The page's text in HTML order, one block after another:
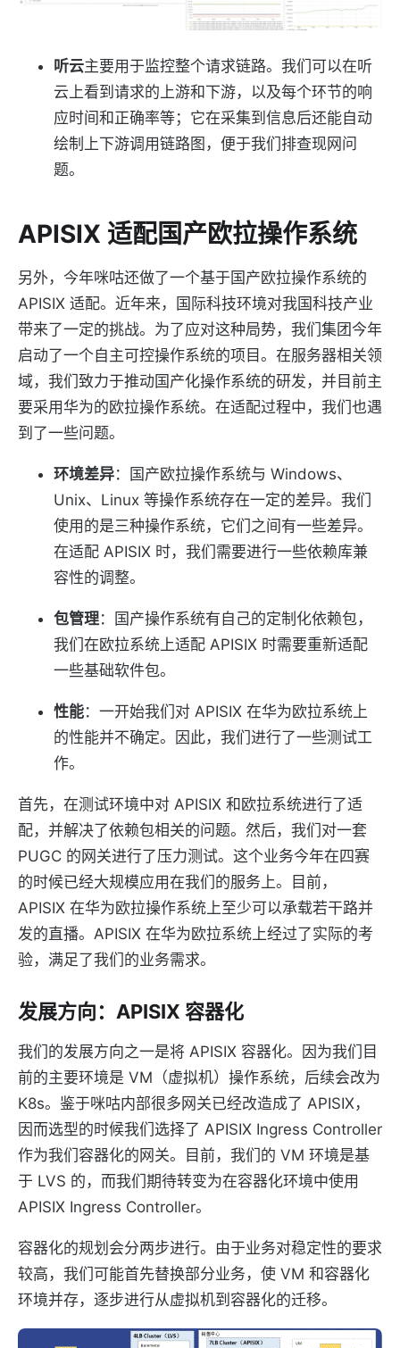
听云主要用于监控整个请求链路。我们可以在听
云上看到请求的上游和下游，以及每个环节的响
应时间和正确率等；它在采集到信息后还能自动
绘制上下游调用链路图，便于我们排查现网问
题。
APISIX 适配国产欧拉操作系统
另外，今年咪咕还做了一个基于国产欧拉操作系统的
APISIX 适配。近年来，国际科技环境对我国科技产业
带来了一定的挑战。为了应对这种局势，我们集团今年
启动了一个自主可控操作系统的项目。在服务器相关领
域，我们致力于推动国产化操作系统的研发，并目前主
要采用华为的欧拉操作系统。在适配过程中，我们也遇
到了一些问题。
环境差异：国产欧拉操作系统与 Windows、
Unix、Linux 等操作系统存在一定的差异。我们
使用的是三种操作系统，它们之间有一些差异。
在适配 APISIX 时，我们需要进行一些依赖库兼
容性的调整。
包管理：国产操作系统有自己的定制化依赖包，
我们在欧拉系统上适配 APISIX 时需要重新适配
一些基础软件包。
性能：一开始我们对 APISIX 在华为欧拉系统上
的性能并不确定。因此，我们进行了一些测试工
作。
首先，在测试环境中对 APISIX 和欧拉系统进行了适
配，并解决了依赖包相关的问题。然后，我们对一套
PUGC 的网关进行了压力测试。这个业务今年在四赛
的时候已经大规模应用在我们的服务上。目前，
APISIX 在华为欧拉操作系统上至少可以承载若干路并
发的直播。APISIX 在华为欧拉系统上经过了实际的考
验，满足了我们的业务需求。
发展方向：APISIX 容器化
我们的发展方向之一是将 APISIX 容器化。因为我们目
前的主要环境是 VM（虚拟机）操作系统，后续会改为
K8s。鉴于咪咕内部很多网关已经改造成了 APISIX，
因而选型的时候我们选择了 APISIX Ingress Controller
作为我们容器化的网关。目前，我们的 VM 环境是基
于 LVS 的，而我们期待转变为在容器化环境中使用
APISIX Ingress Controller。
容器化的规划会分两步进行。由于业务对稳定性的要求
较高，我们可能首先替换部分业务，使 VM 和容器化
环境并存，逐步进行从虚拟机到容器化的迁移。